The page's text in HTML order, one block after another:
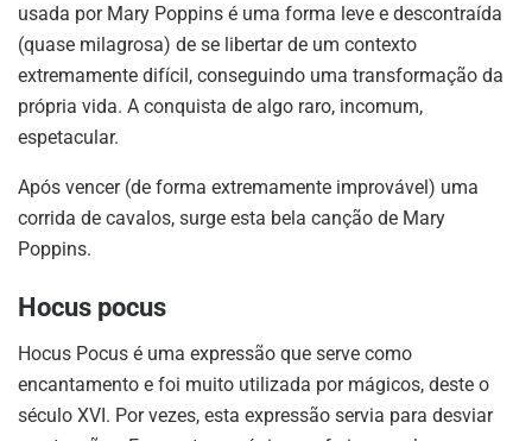
usada por Mary Poppins é uma forma leve e descontraída
(quase milagrosa) de se libertar de um contexto
extremamente difícil, conseguindo uma transformação da
própria vida. A conquista de algo raro, incomum,
espetacular.
Após vencer (de forma extremamente improvável) uma
corrida de cavalos, surge esta bela canção de Mary
Poppins.
Hocus pocus
Hocus Pocus é uma expressão que serve como
encantamento e foi muito utilizada por mágicos, deste o
século XVI. Por vezes, esta expressão servia para desviar